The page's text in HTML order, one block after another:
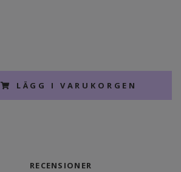
LÄGG I VARUKORGEN
RECENSIONER